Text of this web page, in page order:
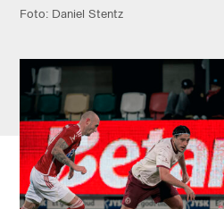
Foto: Daniel Stentz